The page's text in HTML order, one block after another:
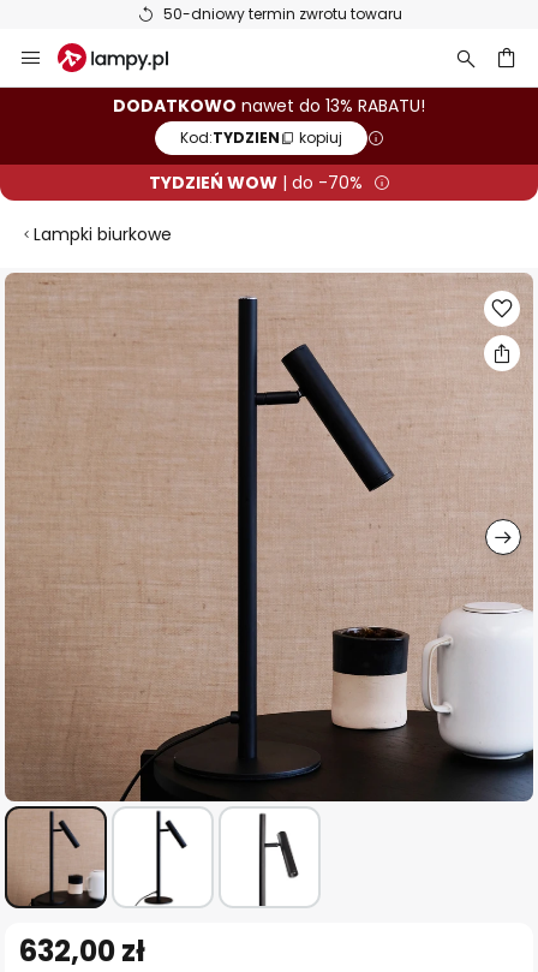
50-dniowy termin zwrotu towaru
Przejdź
do
DODATKOWO nawet do 13% RABATU!
Kod:TYDZIEN kopiuj
TYDZIEŃ WOW| do -70%
Lampki biurkowe
Przejdź
galerii
na632,00 zł